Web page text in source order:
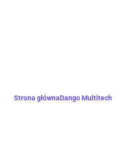
Strona głównaDango Multitech